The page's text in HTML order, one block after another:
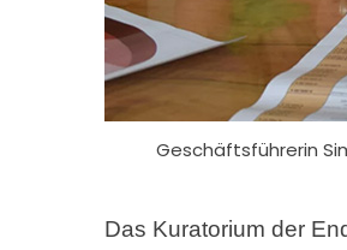
Geschäftsführerin
Das Kuratorium der